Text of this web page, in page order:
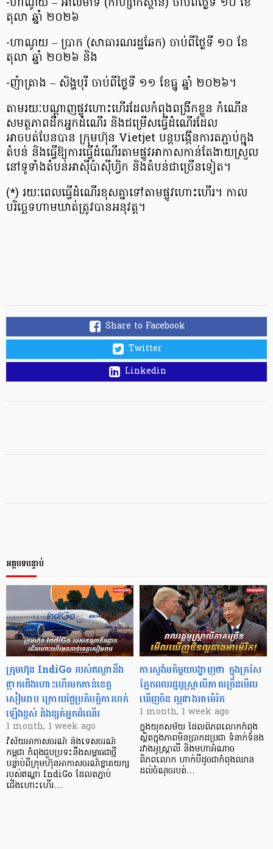
តុលា ឆ្នាំ ២០២៦
-ហាណូយ – ប្រាក (សាធារណរដ្ឋឆែក) ចាប់ពីថ្ងៃទី ១០ ខែ
តុលា ឆ្នាំ ២០២៦ និង
-ញ៉ាត្រាង – សិង្ហបុរី ចាប់ពីថ្ងៃទី ១១ ខែធ្នូ ឆ្នាំ ២០២៦។
តាមរយៈបណ្តាញផ្លូវហោះហើរដែលកំពុងពង្រីកខ្លួន កំណើន
សមត្ថភាពដឹកអ្នកដំណើរ និងជម្រើសធ្វើដំណើរដែល
អាចបត់បែនបាន ក្រុមហ៊ុន Vietjet បន្តបង្កើនការតភ្ជាប់ក្នុង
តំបន់ និងធ្វើឱ្យការធ្វើដំណើរតាមផ្លូវអាកាសកាន់តែងាយស្រួល
នៅទូទាំងតំបន់អាស៊ីប៉ាស៊ីហ្វិក និងតំបន់ជាច្រើនទៀត។
(*) រយៈពេលធ្វើដំណើរខុសគ្នាទៅតាមផ្លូវហោះហើរ។ កាល
បរិច្ឆេទហាមឃាត់ត្រូវបានអនុវត្ត។
Share to Facebook
Twitter
Linkedin
អត្ថបទបន្ទាប់
ក្រុមហ៊ុន IndiGo របស់ឥណ្ឌានឹង
ផ្អាកជើងហោះហើរមកកាន់ខេត្ត
សៀមរាប ក្រោយថ្លៃប្រតិបត្តិការហក់
ឡើងខ្ពស់ និងខ្សត់អ្នកដំណើរ
1 month, 1 week ago
វិស័យអាកាសចរណ៍ និងទេសចរណ៍
កម្ពុជា កំពុងជួបប្រទះនឹងសម្ពាធជាថ្មី
បន្ទាប់ពីក្រុមហ៊ុនអាកាសចរណ៍ខ្នាតយក្ស
របស់ឥណ្ឌា IndiGo ដែលតភ្ជាប់
ជើងហោះហើរ…
ការស្ទង់មតិមួយបង្ហាញថា ក្នុងក្រសែ
ភ្នែកពលរដ្ឋអូស្ត្រាលីភាគច្រើនមើល
ឃើញចិន ល្អជាងអាម៉េរិក
1 month, 1 week ago
ក្នុងយុគសម័យ ដែលពិភពលោកកំពុង
ស្ថិតក្នុងភាពមិនប្រាកដប្រជា ទំនាក់ទំនង
រវាងអូស្ត្រាលី និងមហាអំណាច
ពិភពលោក ហាក់បីដូចជាកំពុងឈាន
ដល់ចំណុចរបត់…